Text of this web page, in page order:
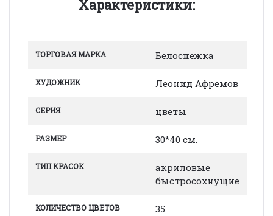
Характеристики:
ТОРГОВАЯ МАРКА Белоснежка
ХУДОЖНИК Леонид Афремов
СЕРИЯ цветы
РАЗМЕР 30*40 см.
ТИП КРАСОК
акриловые
быстросохнущие
КОЛИЧЕСТВО ЦВЕТОВ 35